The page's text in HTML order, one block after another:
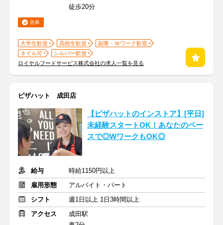
徒歩20分
急募
大学生歓迎 高校生歓迎
副業・Ｗワーク歓迎
ネイル可
シルバー歓迎
ロイヤルフードサービス株式会社の求人一覧を見る
ピザハット 成田店
【ピザハットのインストア】[平日]
未経験スタートOK！あなたのペー
スで◎WワークもOK◎
給与
時給1150円以上
雇用形態
アルバイト・パート
シフト
週1日以上 1日3時間以上
アクセス
成田駅